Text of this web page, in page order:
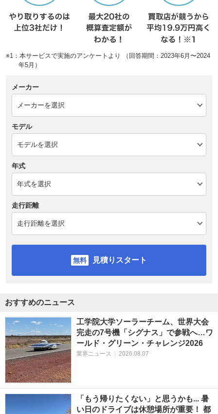
※1：本サービスで実施のアンケートより （回答期間：2023年6月〜2024
年5月）
メーカー
モデル
年式
走行距離
見積りスタート
おすすめのニュース
工学院大学ソーラーチーム、世界大会
完走の7号機「シグナス」で参戦へ…ワ
ールド・グリーン・チャレンジ2026
業界ニュース 2026.08.07
「もう帰りたくない」と思うかも... 暑
い日のドライブは休憩場所が重要！ 都